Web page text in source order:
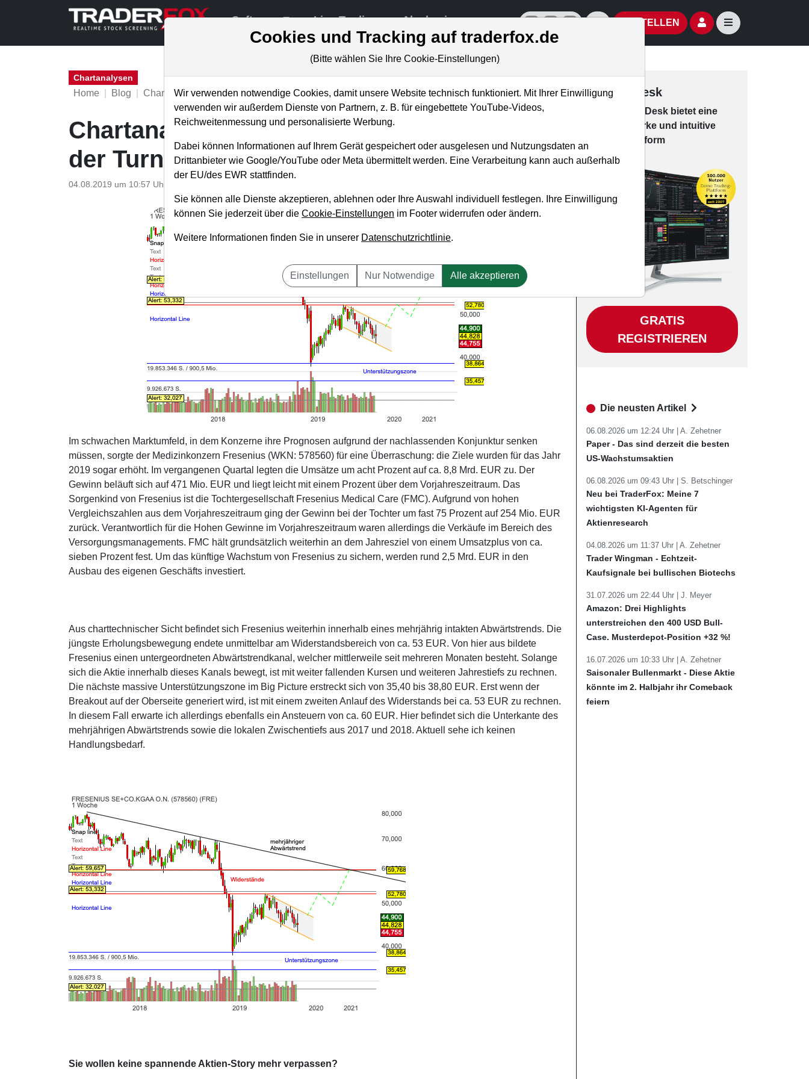
Software Live-Trading Akademie offizielle Social Media-AccountsAktien- und Artikelsuche öffnen
BESTELLEN Seitennavigation
Chartanalysen
Home Blog Chartanalysen
Chartanalyse Fresenius: Gelingt endlich
der Turnaround?
04.08.2019 um 10:57 Uhr
Im schwachen Marktumfeld, in dem Konzerne ihre Prognosen aufgrund der nachlassenden Konjunktur senken
müssen, sorgte der Medizinkonzern Fresenius (WKN: 578560) für eine Überraschung: die Ziele wurden für das Jahr
2019 sogar erhöht. Im vergangenen Quartal legten die Umsätze um acht Prozent auf ca. 8,8 Mrd. EUR zu. Der
Gewinn beläuft sich auf 471 Mio. EUR und liegt leicht mit einem Prozent über dem Vorjahreszeitraum. Das
Sorgenkind von Fresenius ist die Tochtergesellschaft Fresenius Medical Care (FMC). Aufgrund von hohen
Vergleichszahlen aus dem Vorjahreszeitraum ging der Gewinn bei der Tochter um fast 75 Prozent auf 254 Mio. EUR
zurück. Verantwortlich für die Hohen Gewinne im Vorjahreszeitraum waren allerdings die Verkäufe im Bereich des
Versorgungsmanagements. FMC hält grundsätzlich weiterhin an dem Jahresziel von einem Umsatzplus von ca.
sieben Prozent fest. Um das künftige Wachstum von Fresenius zu sichern, werden rund 2,5 Mrd. EUR in den
Ausbau des eigenen Geschäfts investiert.
Aus charttechnischer Sicht befindet sich Fresenius weiterhin innerhalb eines mehrjährig intakten Abwärtstrends. Die
jüngste Erholungsbewegung endete unmittelbar am Widerstandsbereich von ca. 53 EUR. Von hier aus bildete
Fresenius einen untergeordneten Abwärtstrendkanal, welcher mittlerweile seit mehreren Monaten besteht. Solange
sich die Aktie innerhalb dieses Kanals bewegt, ist mit weiter fallenden Kursen und weiteren Jahrestiefs zu rechnen.
Die nächste massive Unterstützungszone im Big Picture erstreckt sich von 35,40 bis 38,80 EUR. Erst wenn der
Breakout auf der Oberseite generiert wird, ist mit einem zweiten Anlauf des Widerstands bei ca. 53 EUR zu rechnen.
In diesem Fall erwarte ich allerdings ebenfalls ein Ansteuern von ca. 60 EUR. Hier befindet sich die Unterkante des
mehrjährigen Abwärtstrends sowie die lokalen Zwischentiefs aus 2017 und 2018. Aktuell sehe ich keinen
Handlungsbedarf.
Sie wollen keine spannende Aktien-Story mehr verpassen?
Trading-Desk
Desk bie­tet eine
leis­tungs­star­ke und in­tui­tive
Han­dels­platt­form
GRATIS
REGISTRIEREN
Die neusten Artikel
06.08.2026 um 12:24 Uhr | A. Zehetner
Paper - Das sind derzeit die besten
US-Wachstumsaktien
06.08.2026 um 09:43 Uhr | S. Betschinger
Neu bei TraderFox: Meine 7
wichtigsten KI-Agenten für
Aktienresearch
04.08.2026 um 11:37 Uhr | A. Zehetner
Trader Wingman - Echtzeit-
Kaufsignale bei bullischen Biotechs
31.07.2026 um 22:44 Uhr | J. Meyer
Amazon: Drei Highlights
unterstreichen den 400 USD Bull-
Case. Musterdepot-Position +32 %!
16.07.2026 um 10:33 Uhr | A. Zehetner
Saisonaler Bullenmarkt - Diese Aktie
könnte im 2. Halbjahr ihr Comeback
feiern
Cookies und Tracking auf traderfox.de
(Bitte wählen Sie Ihre Cookie-Einstellungen)
Wir verwenden notwendige Cookies, damit unsere Website technisch funktioniert. Mit Ihrer Einwilligung
verwenden wir außerdem Dienste von Partnern, z. B. für eingebettete YouTube-Videos,
Reichweitenmessung und personalisierte Werbung.
Dabei können Informationen auf Ihrem Gerät gespeichert oder ausgelesen und Nutzungsdaten an
Drittanbieter wie Google/YouTube oder Meta übermittelt werden. Eine Verarbeitung kann auch außerhalb
der EU/des EWR stattfinden.
Sie können alle Dienste akzeptieren, ablehnen oder Ihre Auswahl individuell festlegen. Ihre Einwilligung
können Sie jederzeit über die Cookie-Einstellungen im Footer widerrufen oder ändern.
Weitere Informationen finden Sie in unserer Datenschutzrichtlinie.
Einstellungen Nur Notwendige Alle akzeptieren